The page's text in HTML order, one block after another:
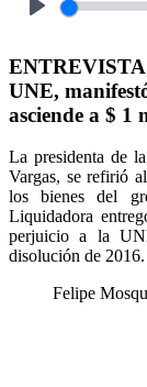
UNE,
asciende a $ 1
La presidenta de
Vargas, se refirió
los bienes del
Liquidadora
perjuicio a la
disolución de 2016.
Felipe